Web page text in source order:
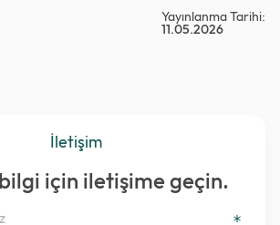
Yayınlanma Tarihi:
11.05.2026
İletişim
için iletişime geçin.